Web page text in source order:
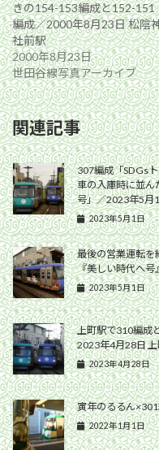
きの154-153編成と152-151
編成／2000年8月23日 松陰
社前駅
2000年8月23日
世田谷線写真アーカイブ
関連記事
307編成「SDGs
車の入庫時に並ん
号」／2023年5月
2023年5月1日
最後の営業運転を
『美しい時代へ号
2023年5月1日
上町駅で310編成
2023年4月28日
2023年4月28日
寅年のるるん
2022年1月1日